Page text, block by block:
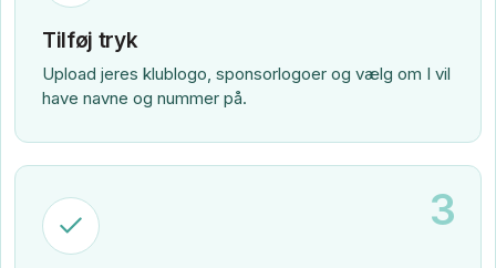
Tilføj tryk
Upload jeres klublogo, sponsorlogoer og vælg om I vil
have navne og nummer på.
3